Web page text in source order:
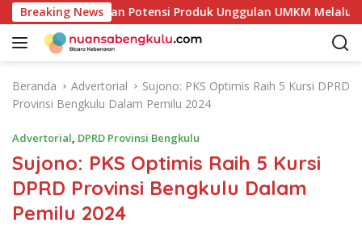
a
Breaking News
Mulai Petakan Potensi Produk Unggulan UMKM Melalui
Beranda Advertorial
Sujono: PKS Optimis Raih 5 Kursi DPRD
Provinsi Bengkulu Dalam Pemilu 2024
Advertorial, DPRD Provinsi Bengkulu
Sujono: PKS Optimis Raih 5 Kursi
DPRD Provinsi Bengkulu Dalam
Pemilu 2024